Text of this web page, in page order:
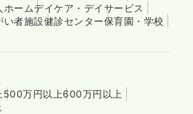
ホームデイケア・デイサービス
い者施設健診センター保育園・学校
500万円以上600万円以上